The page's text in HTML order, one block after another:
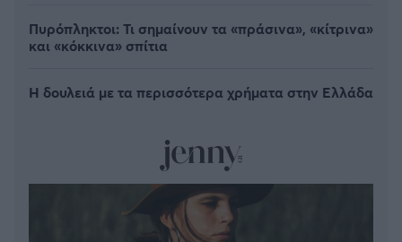
Πυρόπληκτοι: Τι σημαίνουν τα «πράσινα», «κίτρινα»
και «κόκκινα» σπίτια
Η δουλειά με τα περισσότερα χρήματα στην Ελλάδα